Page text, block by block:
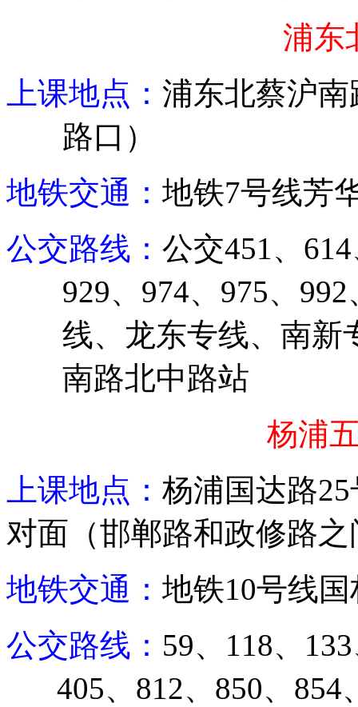
浦东
上课地点： 浦东北蔡沪南
路口）
地铁交通： 地铁7号线芳
公交路线： 公交451、 614
929、 974、 975、 992
线、龙东专线、南新
南路北中路站
杨浦
上课地点： 杨浦国达路25
对面（邯郸路和政修路之
地铁交通： 地铁10号线
公交路线： 59、 118、 133
405、 812、 850、 854